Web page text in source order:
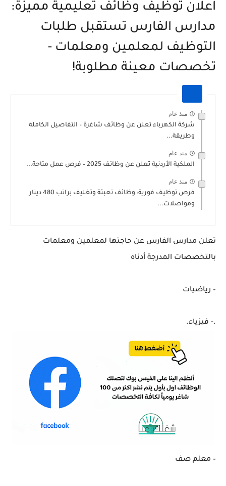
اعلان توظيف وظائف تعليمية مميزة:
مدارس الفارس تستقبل طلبات
التوظيف لمعلمين ومعلمات -
تخصصات معينة مطلوبة!
منذ عام
شركة الكهرباء تعلن عن وظائف شاغرة – التفاصيل الكاملة
وطريقة...
منذ عام
الملكية الأردنية تعلن عن وظائف 2025 – فرص عمل متاحة...
منذ عام
فرص توظيف فورية: وظائف تعبئة وتغليف براتب 480 دينار
ومواصلات...
تعلن مدارس الفارس عن حاجتها لمعلمين ومعلمات
بالتخصصات المدرجة أدناه
– رياضيات
.- فيزياء.
– معلم صف